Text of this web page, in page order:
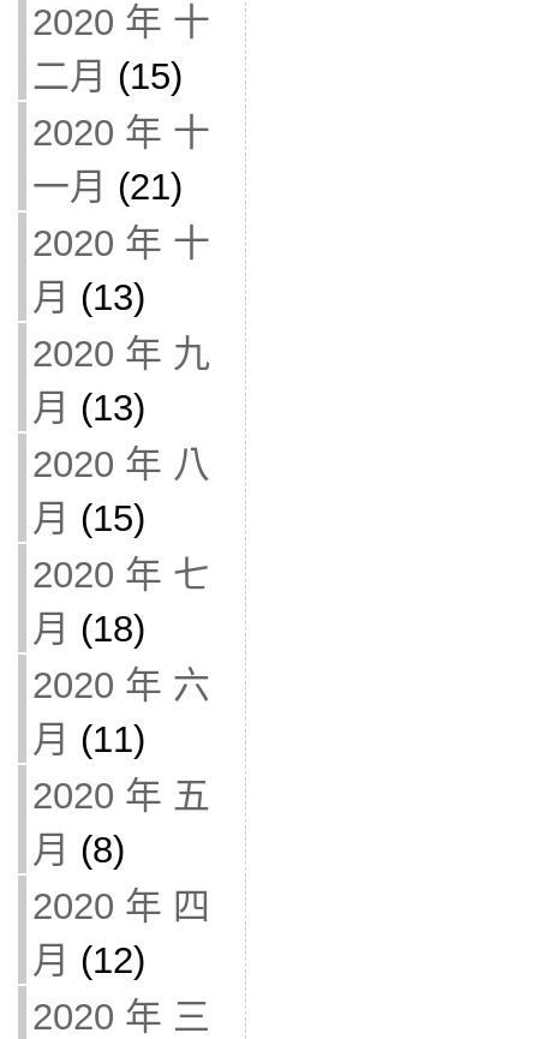
2020 年 十
二月 (15)
2020 年 十
一月 (21)
2020 年 十
月 (13)
2020 年 九
月 (13)
2020 年 八
月 (15)
2020 年 七
月 (18)
2020 年 六
月 (11)
2020 年 五
月 (8)
2020 年 四
月 (12)
2020 年 三